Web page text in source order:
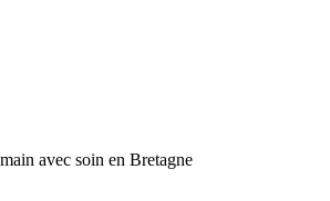
avec soin en Bretagne